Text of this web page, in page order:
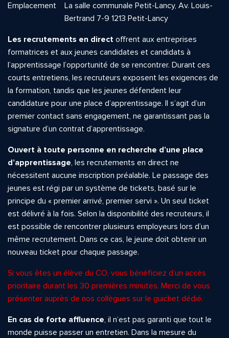
Emplacement
La salle communale Petit-Lancy, Av. Louis-
Bertrand 7-9 1213 Petit-Lancy
Les recrutements en direct offrent aux entreprises
formatrices et aux jeunes candidates et candidats à
l’apprentissage l’opportunité de se rencontrer. Durant ces
courts entretiens, les recruteurs exposent les exigences de
la formation, tandis que les jeunes défendent leur
candidature pour une place d’apprentissage. Il s’agit d’un
premier contact sans engagement, ne garantissant pas la
signature d’un contrat d’apprentissage.
Ouvert à toute personne en recherche d’une place
d’apprentissage, les recrutements en direct ne
nécessitent aucune inscription préalable. Le passage des
jeunes est régi par un système de tickets, basé sur le
principe du « premier arrivé, premier servi ». Un seul ticket
est délivré à la fois. Selon la disponibilité des recruteurs, il
est possible de rencontrer plusieurs employeurs lors d’un
même recrutement. Dans ce cas, le jeune doit obtenir un
nouveau ticket pour chaque passage.
Si vous êtes un élève du CO, vous bénéficiez d’un accès
prioritaire durant les 30 premières minutes. Merci de vous
présenter auprès de nos collègues sur le guichet dédié.
En cas de forte affluence, il n’est pas garanti que tout le
monde puisse passer un entretien. Dans la mesure du